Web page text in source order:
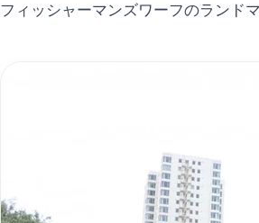
フィッシャーマンズワーフのランド